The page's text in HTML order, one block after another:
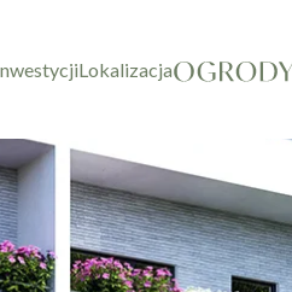
Lokalizacja